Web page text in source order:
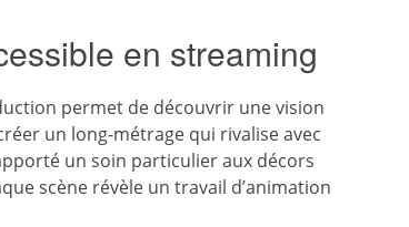
en streaming
permet de découvrir une vision
un long-métrage qui rivalise avec
un soin particulier aux décors
scène révèle un travail d’animation